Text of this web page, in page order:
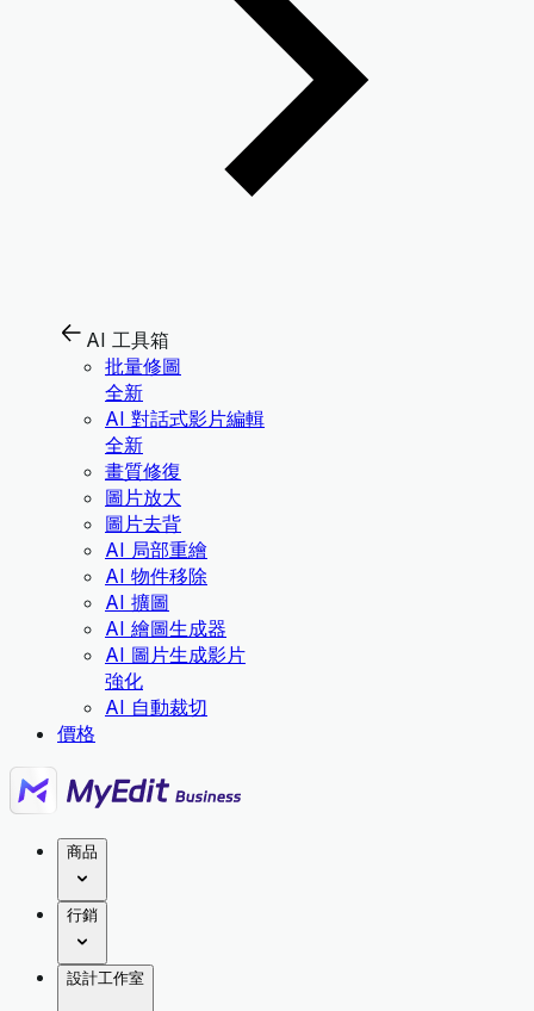
AI 工具箱
批量修圖
全新
AI 對話式影片編輯
全新
畫質修復
圖片放大
圖片去背
AI 局部重繪
AI 物件移除
AI 擴圖
AI 繪圖生成器
AI 圖片生成影片
強化
AI 自動裁切
價格
商品
行銷
設計工作室